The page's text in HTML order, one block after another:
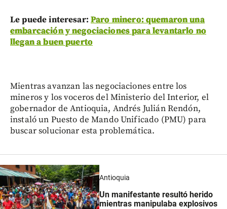
Le puede interesar: Paro minero: quemaron una
embarcación y negociaciones para levantarlo no
llegan a buen puerto
Mientras avanzan las negociaciones entre los
mineros y los voceros del Ministerio del Interior, el
gobernador de Antioquia, Andrés Julián Rendón,
instaló un Puesto de Mando Unificado (PMU) para
buscar solucionar esta problemática.
Antioquia
Un manifestante resultó herido
mientras manipulaba explosivos